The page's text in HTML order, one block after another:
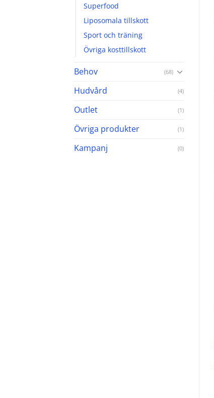
Superfood
Liposomala tillskott
Sport och träning
Övriga kosttillskott
Behov (68)
Hudvård (4)
Outlet (1)
Övriga produkter (1)
Kampanj (0)